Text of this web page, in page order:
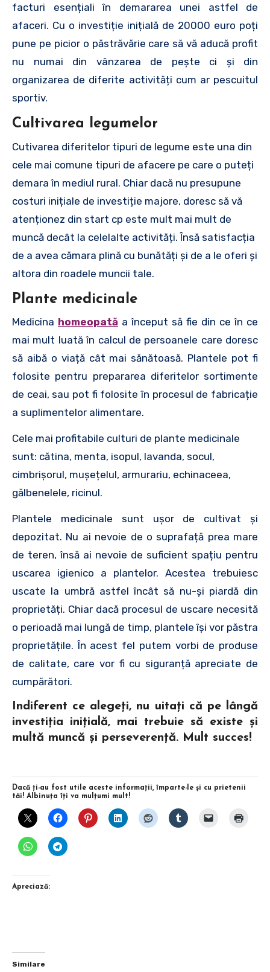
facturi esențiali în demararea unei astfel de
afaceri. Cu o investiție inițială de 20000 euro poți
pune pe picior o păstrăvărie care să vă aducă profit
nu numai din vânzarea de pește ci și din
organizarea de diferite activități cum ar pescuitul
sportiv.
Cultivarea legumelor
Cutivarea diferitelor tipuri de legume este una din
cele mai comune tipuri de afacere pe care o puteți
demara în mediul rural. Chiar dacă nu presupune
costuri inițiale de investiție majore, doresc să vă
atenționez din start cp este mult mai mult de
muncă decât la celelalte activități. Însă satisfacția
de a avea cămara plină cu bunătăți și de a le oferi și
altora din roadele muncii tale.
Plante medicinale
Medicina homeopată a început să fie din ce în ce
mai mult luată în calcul de persoanele care doresc
să aibă o viață cât mai sănătoasă. Plantele pot fi
folosite pentru prepararea diferitelor sortimente
de ceai, sau pot fi folosite în procesul de fabricație
a suplimentelor alimentare.
Cele mai profitabile culturi de plante medicinale
sunt: cătina, menta, isopul, lavanda, socul,
cimbrișorul, mușețelul, armurariu, echinaceea,
gălbenelele, ricinul.
Plantele medicinale sunt ușor de cultivat și
depozitat. Nu ai nevoie de o suprafață prea mare
de teren, însă ai nevoie de suficient spațiu pentru
uscarea igienico a plantelor. Acestea trebuiesc
uscate la umbră astfel încât să nu-și piardă din
proprietăți. Chiar dacă procesul de uscare necesită
o perioadă mai lungă de timp, plantele își vor păstra
proprietățile. În acest fel putem vorbi de produse
de calitate, care vor fi cu siguranță apreciate de
cumpărători.
Indiferent ce alegeți, nu uitați că pe lângă
investiția inițială, mai trebuie să existe și
multă muncă și perseverență. Mult succes!
Dacă ţi-au fost utile aceste informaţii, împarte-le şi cu prietenii
tăi! Albinuţa îţi va mulţumi mult!
Apreciază:
Similare